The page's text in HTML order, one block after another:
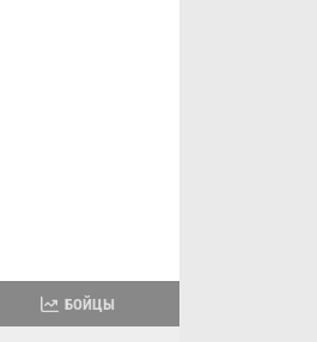
БОЙЦЫ